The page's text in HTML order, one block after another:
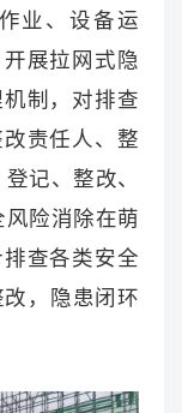
业、设备运
展拉网式隐
制，对排查
责任人、整
记、整改、
风险消除在萌
查各类安全
，隐患闭环